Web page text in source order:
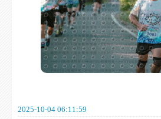
2025-10-04 06:11:59